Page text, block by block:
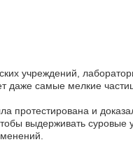
учреждений,
даже самые мелкие
протестирована и
выдерживать суровые